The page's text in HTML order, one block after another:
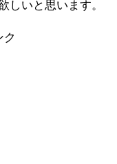
しいと思います。
ク